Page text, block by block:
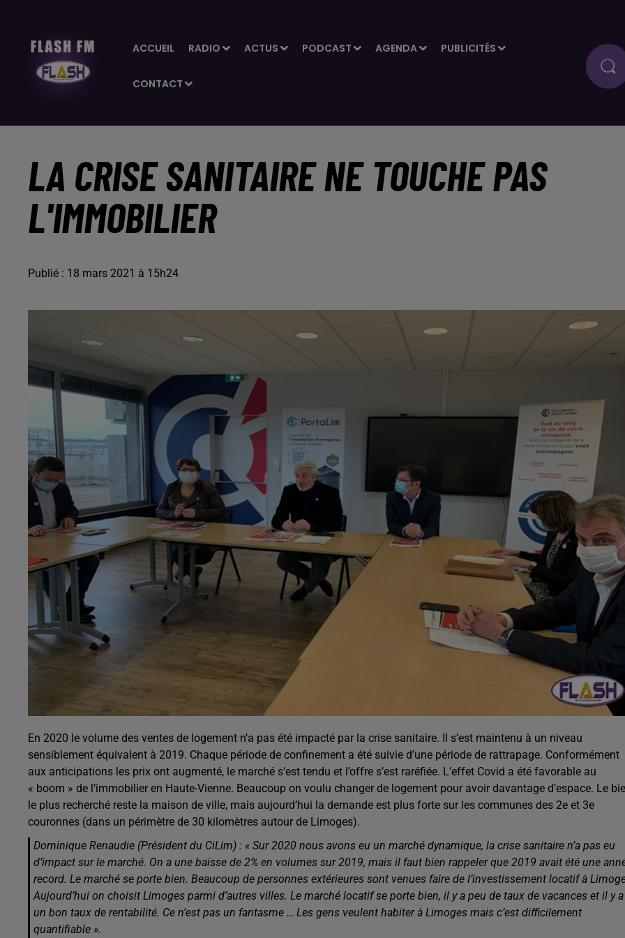
ACCUEIL RADIO ACTUS PODCAST AGENDA PUBLICITÉS
CONTACT
LA CRISE SANITAIRE NE TOUCHE PAS
L'IMMOBILIER
Publié : 18 mars 2021 à 15h24
En 2020 le volume des ventes de logement n’a pas été impacté par la crise sanitaire. Il s’est maintenu à un niveau
sensiblement équivalent à 2019. Chaque période de confinement a été suivie d’une période de rattrapage. Conformément
aux anticipations les prix ont augmenté, le marché s’est tendu et l’offre s’est raréfiée. L’effet Covid a été favorable au
« boom » de l’immobilier en Haute-Vienne. Beaucoup on voulu changer de logement pour avoir davantage d’espace. Le
le plus recherché reste la maison de ville, mais aujourd’hui la demande est plus forte sur les communes des 2e et 3e
couronnes (dans un périmètre de 30 kilomètres autour de Limoges).
Dominique Renaudie (Président du CiLim) : « Sur 2020 nous avons eu un marché dynamique, la crise sanitaire n’a pas eu
d’impact sur le marché. On a une baisse de 2% en volumes sur 2019, mais il faut bien rappeler que 2019 avait été une
record. Le marché se porte bien. Beaucoup de personnes extérieures sont venues faire de l’investissement locatif à
Aujourd’hui on choisit Limoges parmi d’autres villes. Le marché locatif se porte bien, il y a peu de taux de vacances et il y a
un bon taux de rentabilité. Ce n’est pas un fantasme … Les gens veulent habiter à Limoges mais c’est difficilement
quantifiable ».